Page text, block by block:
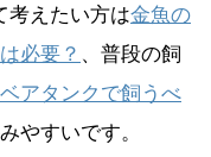
考えたい方は金魚の
必要？ 、普段の飼
アタンクで飼うべ
やすいです。